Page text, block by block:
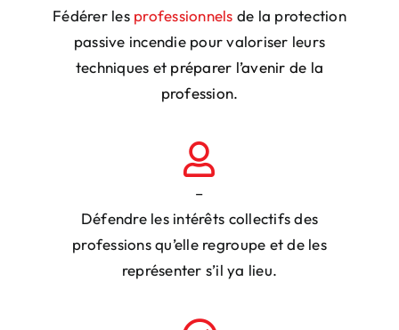
Fédérer les professionnels de la protection
passive incendie pour valoriser leurs
techniques et préparer l’avenir de la
profession.
–
Défendre les intérêts collectifsdes
professions qu’elle regroupe et de les
représenter s’il ya lieu.